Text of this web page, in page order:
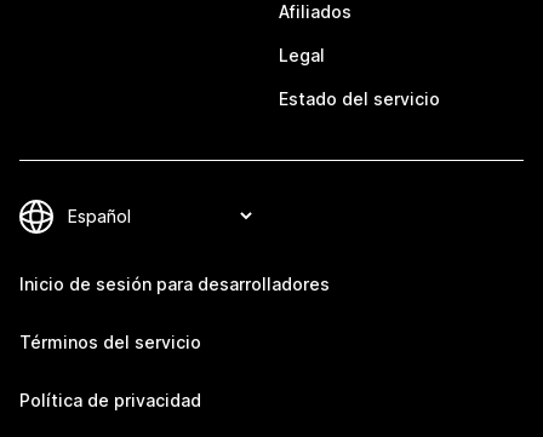
Afiliados
Legal
Estado del servicio
Inicio de sesión para desarrolladores
Términos del servicio
Política de privacidad